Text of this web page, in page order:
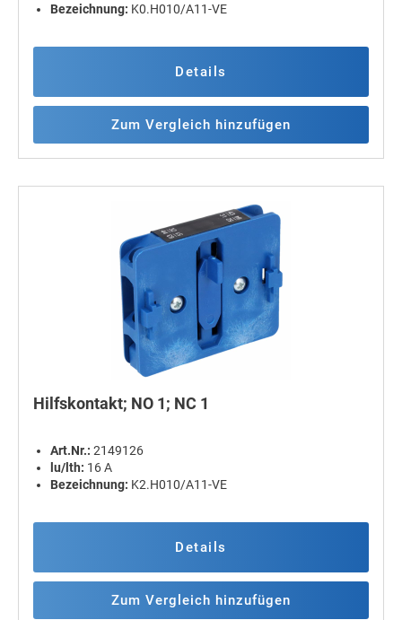
Bezeichnung: K0.H010/A11-VE
Details
Zum Vergleich hinzufügen
Hilfskontakt; NO 1; NC 1
Art.Nr.: 2149126
lu/lth: 16 A
Bezeichnung: K2.H010/A11-VE
Details
Zum Vergleich hinzufügen